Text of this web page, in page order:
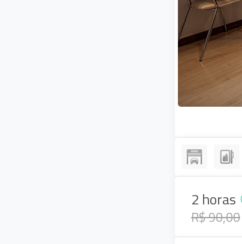
2 horas
R$ 90,00